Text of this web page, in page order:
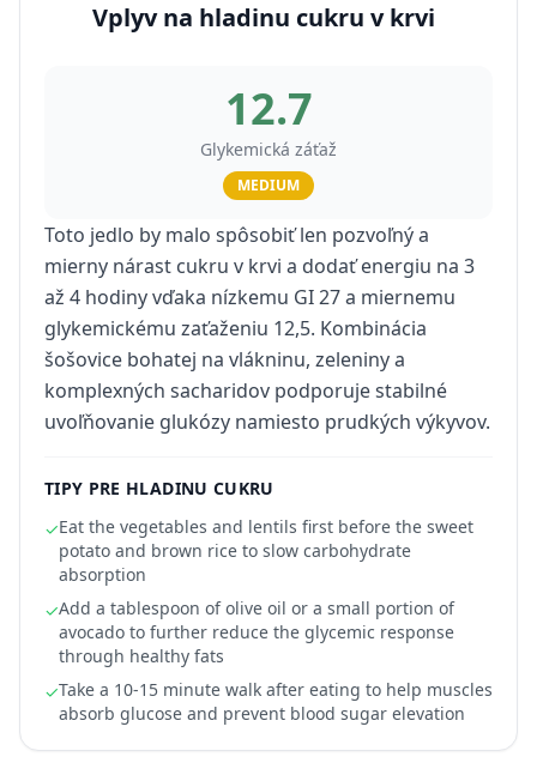
Vplyv na hladinu cukru v krvi
12.7
Glykemická záťaž
MEDIUM
Toto jedlo by malo spôsobiť len pozvoľný a
mierny nárast cukru v krvi a dodať energiu na 3
až 4 hodiny vďaka nízkemu GI 27 a miernemu
glykemickému zaťaženiu 12,5. Kombinácia
šošovice bohatej na vlákninu, zeleniny a
komplexných sacharidov podporuje stabilné
uvoľňovanie glukózy namiesto prudkých výkyvov.
TIPY PRE HLADINU CUKRU
✓Eat the vegetables and lentils first before the sweet
potato and brown rice to slow carbohydrate
absorption
✓Add a tablespoon of olive oil or a small portion of
avocado to further reduce the glycemic response
through healthy fats
✓Take a 10-15 minute walk after eating to help muscles
absorb glucose and prevent blood sugar elevation